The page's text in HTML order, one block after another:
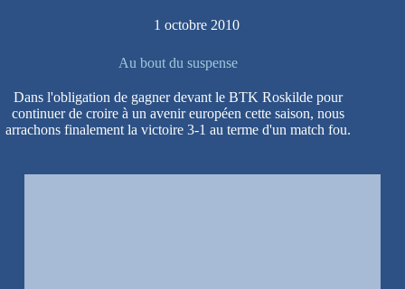
1 octobre 2010
Au bout du suspense
Dans l'obligation de gagner devant le BTK Roskilde pour
continuer de croire à un avenir européen cette saison, nous
arrachons finalement la victoire 3-1 au terme d'un match fou.